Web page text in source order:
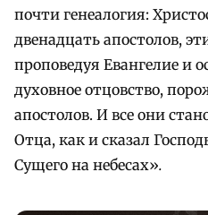
почти генеалогия:
двенадцать апостолов,
проповедуя Евангелие и
духовное отцовство,
апостолов. И все они
Отца, как и сказал
Сущего на небесах».